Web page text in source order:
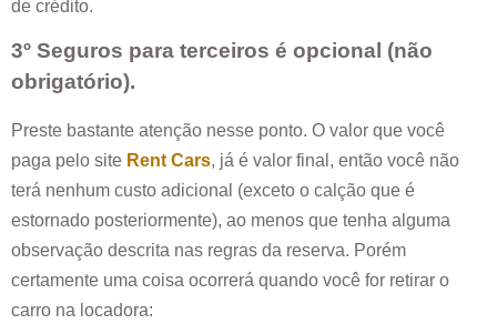
de crédito.
3º Seguros para terceiros é opcional (não
obrigatório).
Preste bastante atenção nesse ponto. O valor que você
paga pelo site Rent Cars, já é valor final, então você não
terá nenhum custo adicional (exceto o calção que é
estornado posteriormente), ao menos que tenha alguma
observação descrita nas regras da reserva. Porém
certamente uma coisa ocorrerá quando você for retirar o
carro na locadora: